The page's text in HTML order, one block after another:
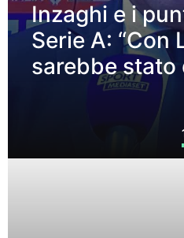
Inzaghi e i
Serie A: “Con
sarebbe stato